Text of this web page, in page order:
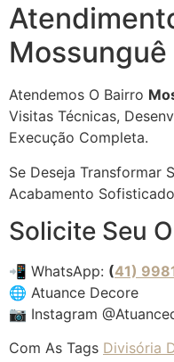
Atendemos O Bairro
Visitas Técnicas,
Execução Completa.
Se Deseja Transformar
Acabamento
Solicite Seu
📲 WhatsApp: (41)
🌐 Atuance Decore
📷 Instagram
Com As Tags Divisória